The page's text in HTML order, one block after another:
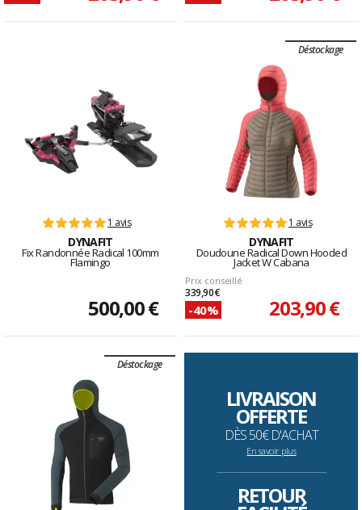
1 avis
DYNAFIT
Fix Randonnée Radical 100mm
Flamingo
500,00 €
Déstockage
1 avis
DYNAFIT
Doudoune Radical Down Hooded
Jacket W Cabana
Prix conseillé
339,90 €
-40% 203,90 €
Déstockage
LIVRAISON
OFFERTE
DÈS 50€ D'ACHAT
En savoir plus
--------------------------------------------------------------------
RETOUR